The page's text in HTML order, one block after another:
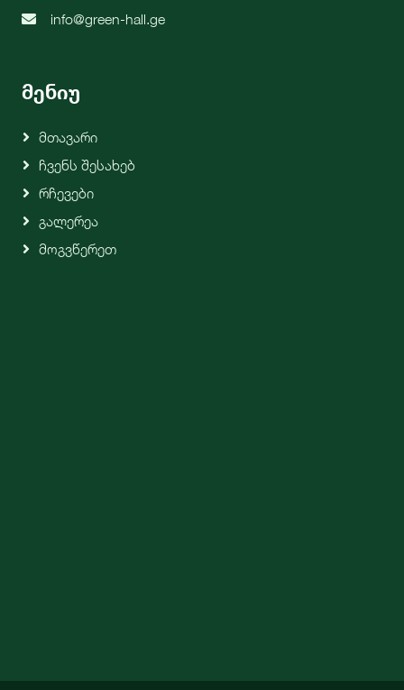
info@green-hall.ge
მენიუ
Მთავარი
Ჩვენს Შესახებ
Რჩევები
Გალერეა
Მოგვწერეთ